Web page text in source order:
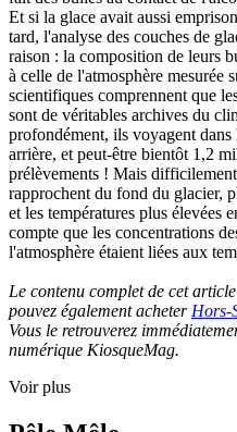
Et si la glace avait aussi
tard, l'analyse des couches de
raison : la composition de leurs
à celle de l'atmosphère mesurée
scientifiques comprennent que
sont de véritables archives du
profondément, ils voyagent
arrière, et peut-être bientôt 1,2
prélèvements ! Mais
rapprochent du fond du glacier,
et les températures plus élevées
compte que les concentrations
l'atmosphère étaient liées aux
Le contenu complet de cet
pouvez également acheterHors-
Vous le retrouverez
numérique KiosqueMag.
Voir plus